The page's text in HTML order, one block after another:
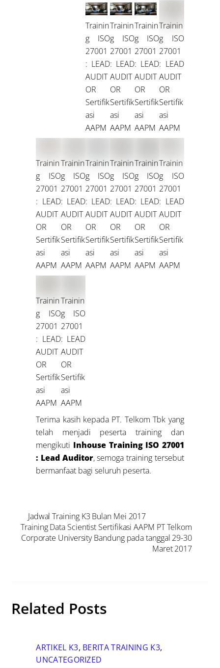
Trainin
g ISO
27001
: LEAD
AUDIT
OR
Sertifik
asi
AAPM
Trainin
g ISO
27001
: LEAD
AUDIT
OR
Sertifik
asi
AAPM
Trainin
g ISO
27001
: LEAD
AUDIT
OR
Sertifik
asi
AAPM
Trainin
g ISO
27001
: LEAD
AUDIT
OR
Sertifik
asi
AAPM
Trainin
g ISO
27001
: LEAD
AUDIT
OR
Sertifik
asi
AAPM
Trainin
g ISO
27001
: LEAD
AUDIT
OR
Sertifik
asi
AAPM
Trainin
g ISO
27001
: LEAD
AUDIT
OR
Sertifik
asi
AAPM
Trainin
g ISO
27001
: LEAD
AUDIT
OR
Sertifik
asi
AAPM
Trainin
g ISO
27001
: LEAD
AUDIT
OR
Sertifik
asi
AAPM
Trainin
g ISO
27001
: LEAD
AUDIT
OR
Sertifik
asi
AAPM
Trainin
g ISO
27001
: LEAD
AUDIT
OR
Sertifik
asi
AAPM
Trainin
g ISO
27001
: LEAD
AUDIT
OR
Sertifik
asi
AAPM
Terima kasih kepada PT. Telkom Tbk yang
telah menjadi peserta training dan
mengikuti Inhouse Training ISO 27001
: Lead Auditor, semoga training tersebut
bermanfaat bagi seluruh peserta.
Jadwal Training K3 Bulan Mei 2017
Training Data Scientist Sertifikasi AAPM PT Telkom
Corporate University Bandung pada tanggal 29-30
Maret 2017
Related Posts
ARTIKEL K3, BERITA TRAINING K3,
UNCATEGORIZED